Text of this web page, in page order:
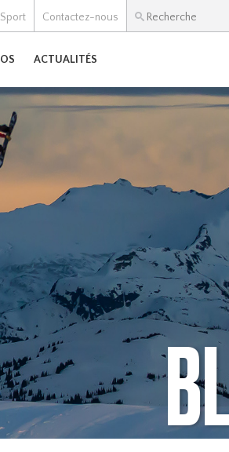
Contactez-nous
ACTUALITÉS